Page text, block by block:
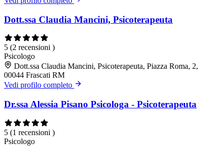
Dott.ssa Claudia Mancini, Psicoterapeuta
5 (2 recensioni )
Psicologo
Dott.ssa Claudia Mancini, Psicoterapeuta, Piazza Roma, 2,
00044 Frascati RM
Vedi profilo completo
Dr.ssa Alessia Pisano Psicologa - Psicoterapeuta
5 (1 recensioni )
Psicologo